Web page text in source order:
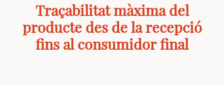
Traçabilitat màxima del
producte des de la recepció
fins al consumidor final